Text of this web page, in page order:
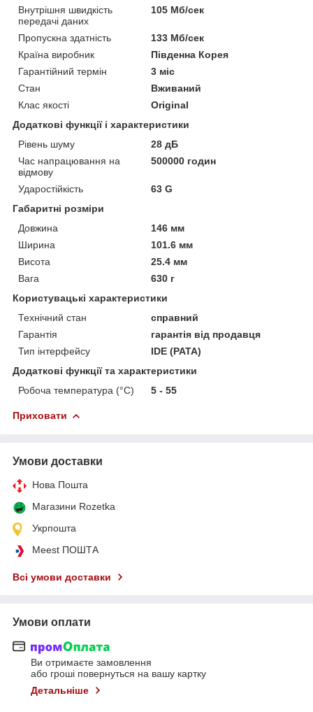
Внутрішня швидкість
передачі даних
105 Мб/сек
Пропускна здатність
133 Мб/сек
Країна виробник
Південна Корея
Гарантійний термін
3 міс
Стан
Вживаний
Клас якості
Original
Додаткові функції і характеристики
Рівень шуму
28 дБ
Час напрацювання на
відмову
500000 годин
Ударостійкість
63 G
Габаритні розміри
Довжина
146 мм
Ширина
101.6 мм
Висота
25.4 мм
Вага
630 г
Користувацькі характеристики
Технічний стан
справний
Гарантія
гарантія від продавця
Тип інтерфейсу
IDE (PATA)
Додаткові функції та характеристики
Робоча температура (°C)
5 - 55
Приховати
Умови доставки
Нова Пошта
Магазини Rozetka
Укрпошта
Meest ПОШТА
Всі умови доставки
Умови оплати
Ви отримаєте замовлення
або гроші повернуться на вашу картку
Детальніше